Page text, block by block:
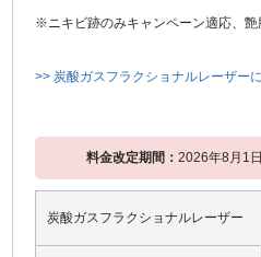
※ニキビ跡のみキャンペーン適応、艶
>> 炭酸ガスフラクショナルレーザー
料金改定期間： 2026年8月1
炭酸ガスフラクショナルレーザー